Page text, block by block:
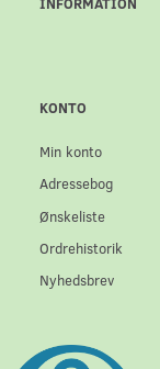
KONTO
Min konto
Adressebog
Ønskeliste
Ordrehistorik
Nyhedsbrev